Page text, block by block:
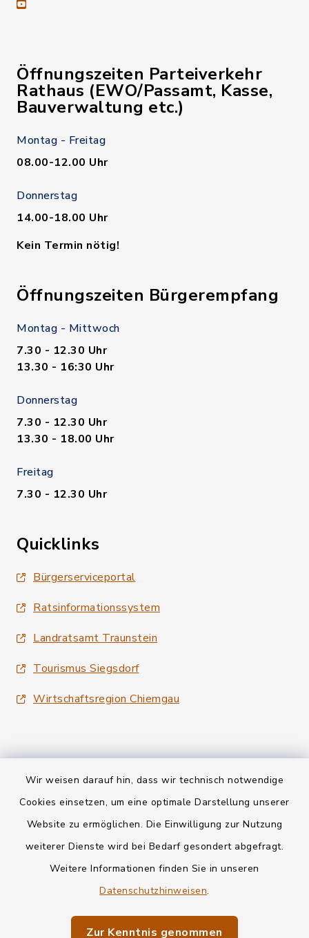
Wir weisen darauf hin, dass wir technisch notwendige
Cookies einsetzen, um eine optimale Darstellung unserer
Website zu ermöglichen. Die Einwilligung zur Nutzung
weiterer Dienste wird bei Bedarf gesondert abgefragt.
Weitere Informationen finden Sie in unseren
Datenschutzhinweisen.
Zur Kenntnis genommen
youtube
Öffnungszeiten Parteiverkehr
Rathaus (EWO/Passamt, Kasse,
Bauverwaltung etc.)
Montag - Freitag
08.00-12.00 Uhr
Donnerstag
14.00-18.00 Uhr
Kein Termin nötig!
Öffnungszeiten Bürgerempfang
Montag - Mittwoch
7.30 - 12.30 Uhr
13.30 - 16:30 Uhr
Donnerstag
7.30 - 12.30 Uhr
13.30 - 18.00 Uhr
Freitag
7.30 - 12.30 Uhr
Quicklinks
Bürgerserviceportal
Ratsinformationssystem
Landratsamt Traunstein
Tourismus Siegsdorf
Wirtschaftsregion Chiemgau
Kontakt
Informationspflichten